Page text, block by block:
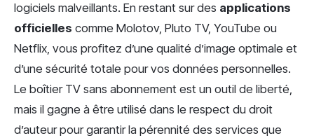
logiciels malveillants. En restant sur des applications
officielles comme Molotov, Pluto TV, YouTube ou
Netflix, vous profitez d’une qualité d’image optimale et
d’une sécurité totale pour vos données personnelles.
Le boîtier TV sans abonnement est un outil de liberté,
mais il gagne à être utilisé dans le respect du droit
d’auteur pour garantir la pérennité des services que